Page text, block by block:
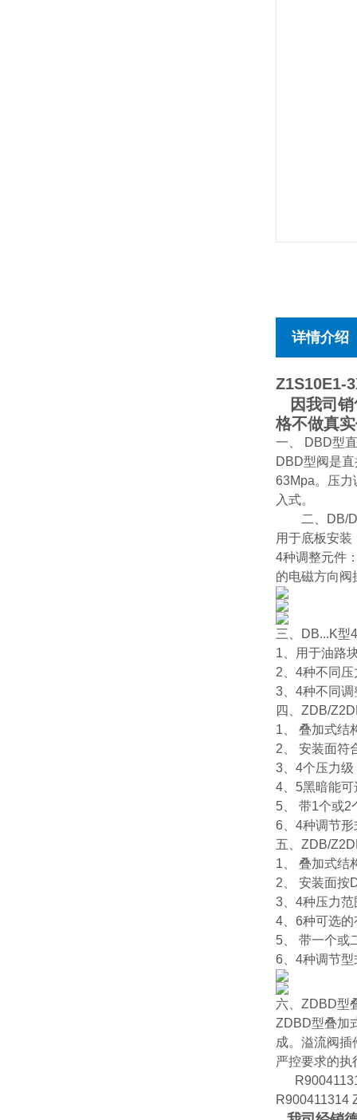
详情介绍
Z1S10E1-
因我司销
格不做真
一、 DBD型
DBD型阀是
63Mpa。压力
入式。
二、DB/
用于底板安
4种调整元件
的电磁方向阀
三、DB...K型
1、用于油路
2、4种不同压
3、4种不同
四、ZDB/
1、 叠加式结
2、 安装面符
3、4个压力级
4、5黑暗能
5、 带1个或2
6、4种调节
五、ZDB/
1、 叠加式结
2、 安装面按
3、4种压力范
4、6种可选
5、 带一个或
6、4种调节
六、ZDBD型
ZDBD型叠加
成。溢流阀
严控要求的
R900411314